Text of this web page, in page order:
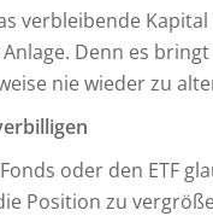
verbleibende
Denn es
nie wieder zu
oder den ETF
Position zu